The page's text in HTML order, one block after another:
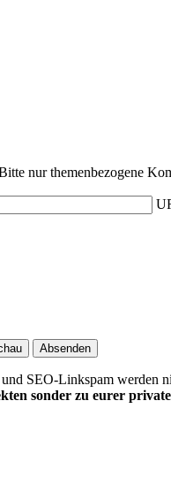
nur themenbezogene
SEO-Linkspam werden
sonder zu eurer